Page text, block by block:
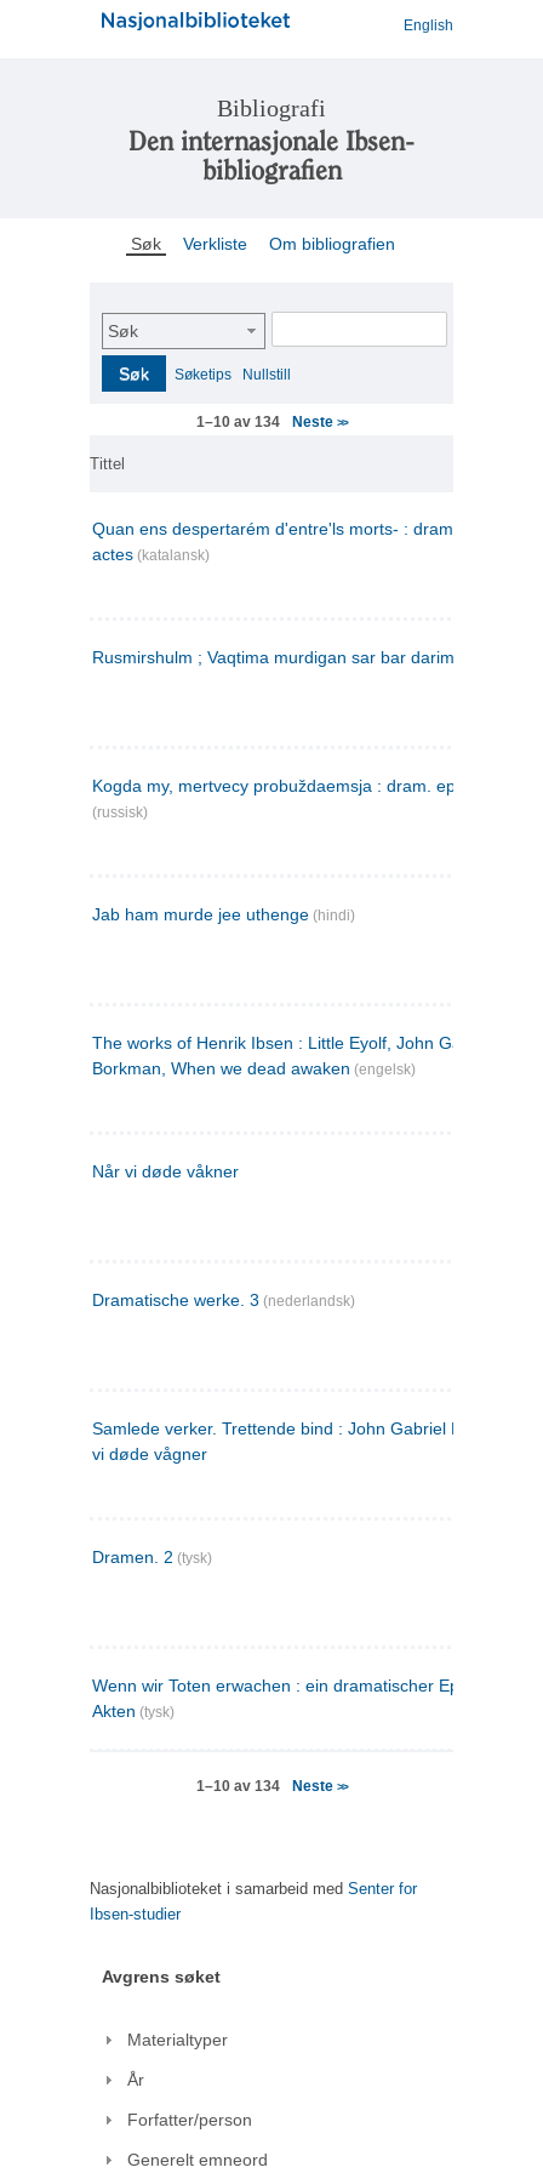
English
Bibliografi
Den internasjonale Ibsen-
bibliografien
Søk Verkliste Om bibliografien
Søk
Søk Søketips Nullstill
1–10 av 134 Neste >>
Tittel
Quan ens despertarém d'entre'ls morts- : drama en tres
actes (katalansk)
Rusmirshulm ; Vaqtima murdigan sar bar darim
Kogda my, mertvecy probuždaemsja : dram. epilog v 3 d
(russisk)
Jab ham murde jee uthenge (hindi)
The works of Henrik Ibsen : Little Eyolf, John Gabriel
Borkman, When we dead awaken (engelsk)
Når vi døde våkner
Dramatische werke. 3 (nederlandsk)
Samlede verker. Trettende bind : John Gabriel Borkman ;
vi døde vågner
Dramen. 2 (tysk)
Wenn wir Toten erwachen : ein dramatischer Epilog in drei
Akten (tysk)
1–10 av 134 Neste >>
Nasjonalbiblioteket i samarbeid med Senter for
Ibsen-studier
Avgrens søket
Materialtyper
År
Forfatter/person
Generelt emneord